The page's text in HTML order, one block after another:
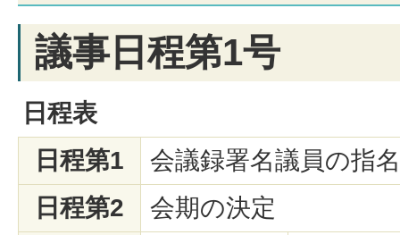
議事日程第1号
日程表
日程第1
会議録署名議員の指名
日程第2
会期の決定